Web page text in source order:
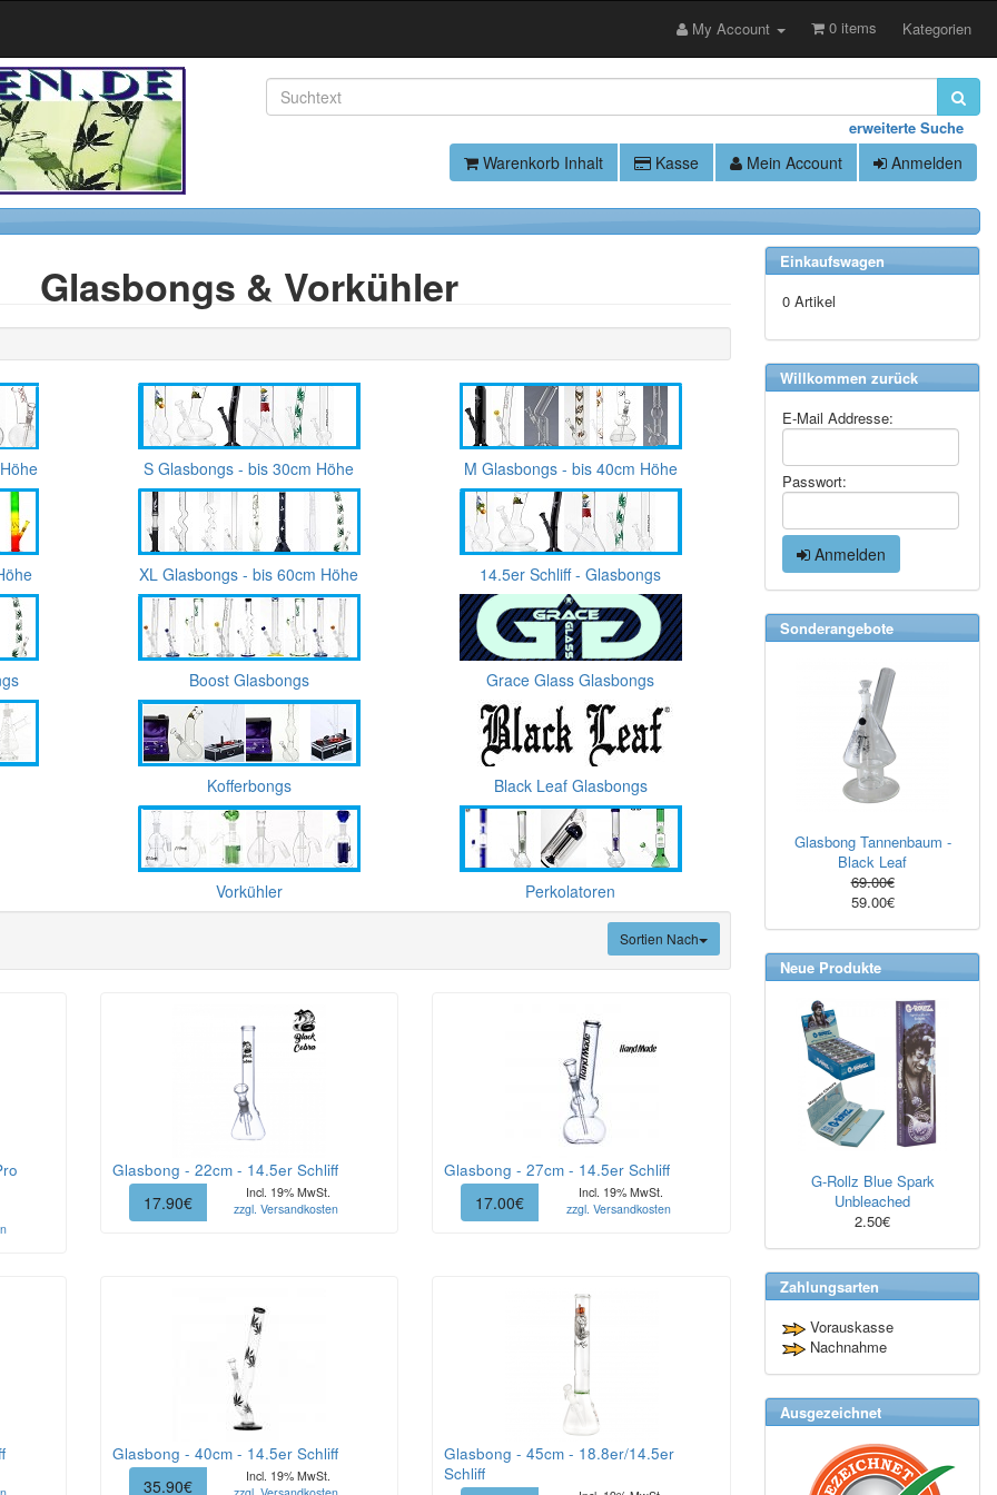
erweiterte Suche
Warenkorb Inhalt Kasse Mein Account Anmelden
Glasbongs & Vorkühler
S Glasbongs - bis 30cm Höhe M Glasbongs - bis 40cm Höhe
XL Glasbongs - bis 60cm Höhe 14.5er Schliff - Glasbongs
Boost Glasbongs Grace Glass Glasbongs
Kofferbongs Black Leaf Glasbongs
Vorkühler Perkolatoren
Sortien Nach
Glasbong - 22cm - 14.5er Schliff
17.90€
Incl. 19% MwSt.
zzgl. Versandkosten
Glasbong - 27cm - 14.5er Schliff
17.00€
Incl. 19% MwSt.
zzgl. Versandkosten
Glasbong - 40cm - 14.5er Schliff
35.90€
Incl. 19% MwSt.
Glasbong - 45cm - 18.8er/14.5er
Schliff
Einkaufswagen
0 Artikel
Willkommen zurück
E-Mail Addresse:
Passwort:
Anmelden
Sonderangebote
Glasbong Tannenbaum -
Black Leaf
69.00€
59.00€
Neue Produkte
G-Rollz Blue Spark
Unbleached
2.50€
Zahlungsarten
Vorauskasse
Nachnahme
Ausgezeichnet
My Account 0 items Kategorien